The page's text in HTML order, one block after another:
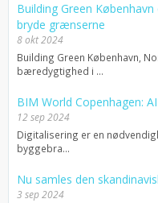
Building Green
bryde grænserne
8 okt 2024
Building Green København,
bæredygtighed i ...
BIM World Copenhagen:
12 sep 2024
Digitalisering er en
byggebra...
Nu samles den
3 sep 2024